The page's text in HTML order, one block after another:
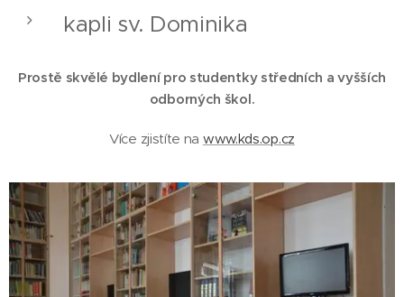
kapli sv. Dominika
Prostě skvělé bydlení pro studentky středních a vyšších
odborných škol.
Více zjistíte na www.kds.op.cz